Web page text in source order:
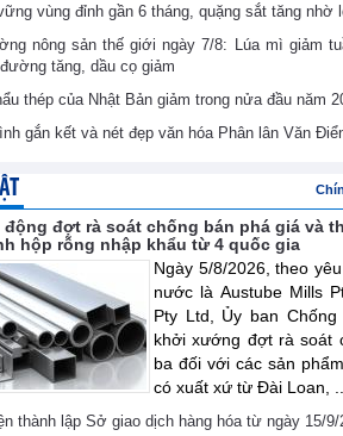
vùng đỉnh gần 6 tháng, quặng sắt tăng nhờ
nông sản thế giới ngày 7/8: Lúa mì giảm
tăng, dầu cọ giảm
thép của Nhật Bản giảm trong nửa đầu năm
gắn kết và nét đẹp văn hóa Phân lân Văn
động đợt rà soát chống bán phá giá và
hộp rỗng nhập khẩu từ 4 quốc gia
Ngày 5/8/2026, theo
nước là Austube Mills
Pty Ltd, Ủy ban
khởi xướng đợt rà soát
ba đối với các sản
có xuất xứ từ Đài Loan, ...
thành lập Sở giao dịch hàng hóa từ ngày 15/9/